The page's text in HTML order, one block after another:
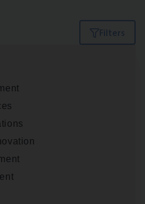
Filters
ana­lyst Part­ner in